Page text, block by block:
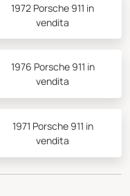
1972 Porsche 911 in
vendita
1976 Porsche 911 in
vendita
1971 Porsche 911 in
vendita